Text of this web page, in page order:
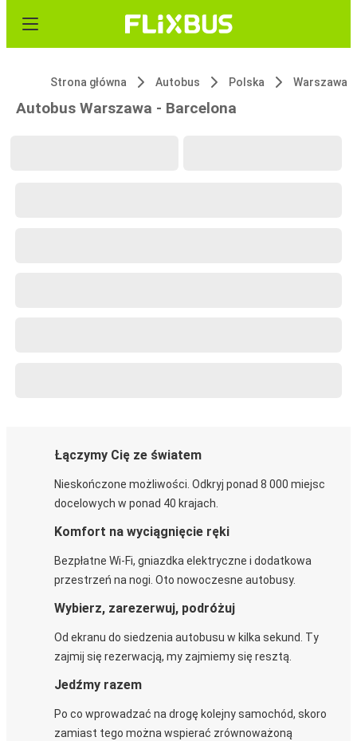
Strona główna Autobus Polska Warszawa
Autobus Warszawa - Barcelona
Łączymy Cię ze światem
Nieskończone możliwości. Odkryj ponad 8 000 miejsc
docelowych w ponad 40 krajach.
Komfort na wyciągnięcie ręki
Bezpłatne Wi-Fi, gniazdka elektryczne i dodatkowa
przestrzeń na nogi. Oto nowoczesne autobusy.
Wybierz, zarezerwuj, podróżuj
Od ekranu do siedzenia autobusu w kilka sekund. Ty
zajmij się rezerwacją, my zajmiemy się resztą.
Jedźmy razem
Po co wprowadzać na drogę kolejny samochód, skoro
zamiast tego można wspierać zrównoważoną